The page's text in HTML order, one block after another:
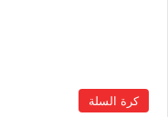
كرة السلة